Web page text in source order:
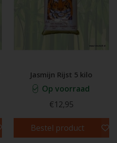
Jasmijn Rijst 5 kilo
Op voorraad
€12,95
Bestel product